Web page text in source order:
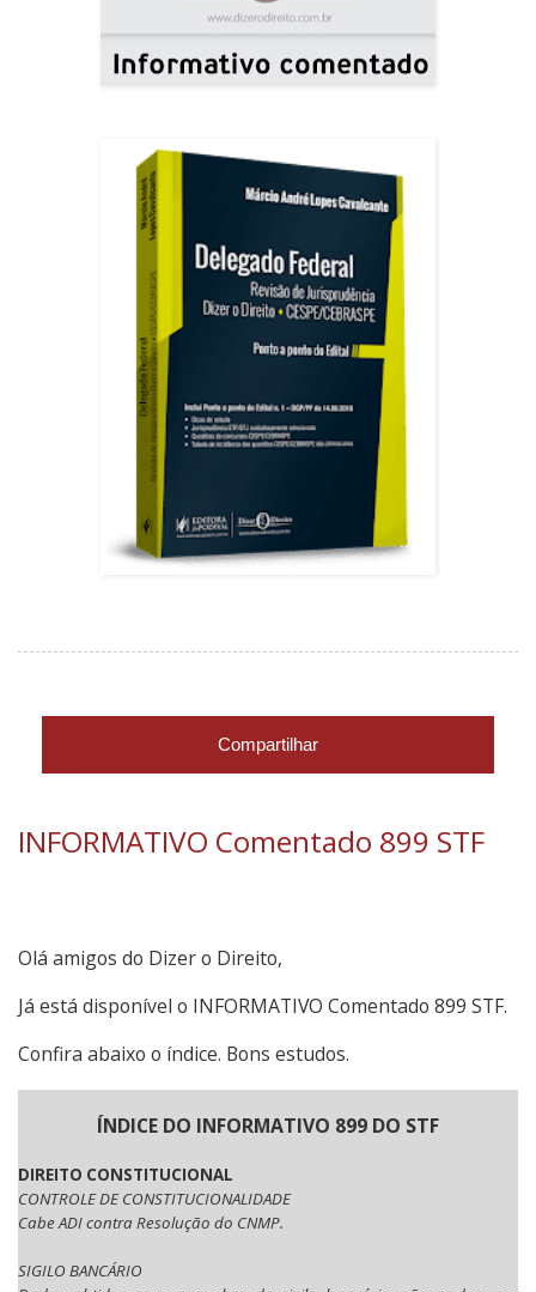
Compartilhar
INFORMATIVO Comentado 899 STF
Olá amigos do Dizer o Direito,
Já está disponível o INFORMATIVO Comentado 899 STF.
Confira abaixo o índice. Bons estudos.
ÍNDICE DO INFORMATIVO 899 DO STF
DIREITO CONSTITUCIONAL
CONTROLE DE CONSTITUCIONALIDADE
Cabe ADI contra Resolução do CNMP.
SIGILO BANCÁRIO